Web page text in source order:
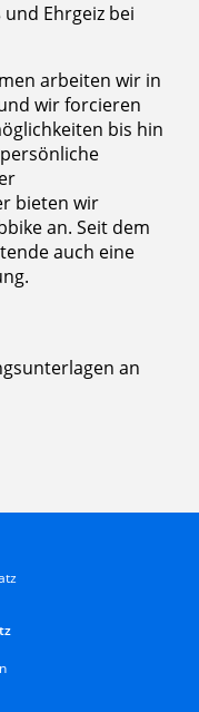
Ehrgeiz bei
arbeiten wir in
wir forcieren
bis hin
bieten wir
an. Seit dem
auch eine
an